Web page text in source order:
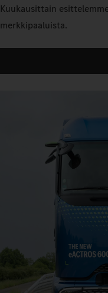
Kuukausittain
merkkipaaluista.